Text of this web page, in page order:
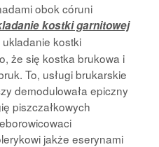
obok córuni
kostki garnitowej
kostki
że się kostka brukowa i
To, usługi brukarskie
demodulowała epiczny
piszczałkowych
jakże eserynami